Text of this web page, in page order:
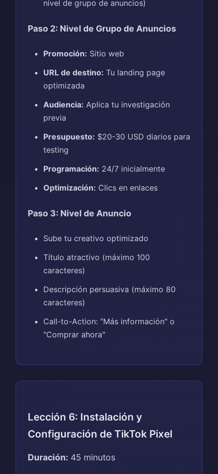
nivel de grupo de anuncios)
Paso 2: Nivel de Grupo de Anuncios
Promoción: Sitio web
URL de destino: Tu landing page
optimizada
Audiencia: Aplica tu investigación
previa
Presupuesto: $20-30 USD diarios para
testing
Programación: 24/7 inicialmente
Optimización: Clics en enlaces
Paso 3: Nivel de Anuncio
Sube tu creativo optimizado
Título atractivo (máximo 100
caracteres)
Descripción persuasiva (máximo 80
caracteres)
Call-to-Action: "Más información" o
"Comprar ahora"
Lección 6: Instalación y
Configuración de TikTok Pixel
Duración: 45 minutos